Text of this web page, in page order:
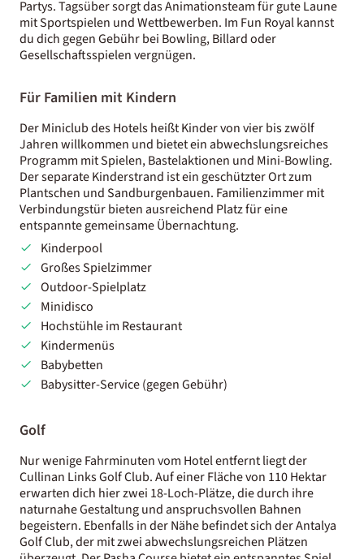
Partys. Tagsüber sorgt das Animationsteam für gute Laune
mit Sportspielen und Wettbewerben. Im Fun Royal kannst
du dich gegen Gebühr bei Bowling, Billard oder
Gesellschaftsspielen vergnügen.
Für Familien mit Kindern
Der Miniclub des Hotels heißt Kinder von vier bis zwölf
Jahren willkommen und bietet ein abwechslungsreiches
Programm mit Spielen, Bastelaktionen und Mini-Bowling.
Der separate Kinderstrand ist ein geschützter Ort zum
Plantschen und Sandburgenbauen. Familienzimmer mit
Verbindungstür bieten ausreichend Platz für eine
entspannte gemeinsame Übernachtung.
Kinderpool
Großes Spielzimmer
Outdoor-Spielplatz
Minidisco
Hochstühle im Restaurant
Kindermenüs
Babybetten
Babysitter-Service (gegen Gebühr)
Golf
Nur wenige Fahrminuten vom Hotel entfernt liegt der
Cullinan Links Golf Club. Auf einer Fläche von 110 Hektar
erwarten dich hier zwei 18-Loch-Plätze, die durch ihre
naturnahe Gestaltung und anspruchsvollen Bahnen
begeistern. Ebenfalls in der Nähe befindet sich der Antalya
Golf Club, der mit zwei abwechslungsreichen Plätzen